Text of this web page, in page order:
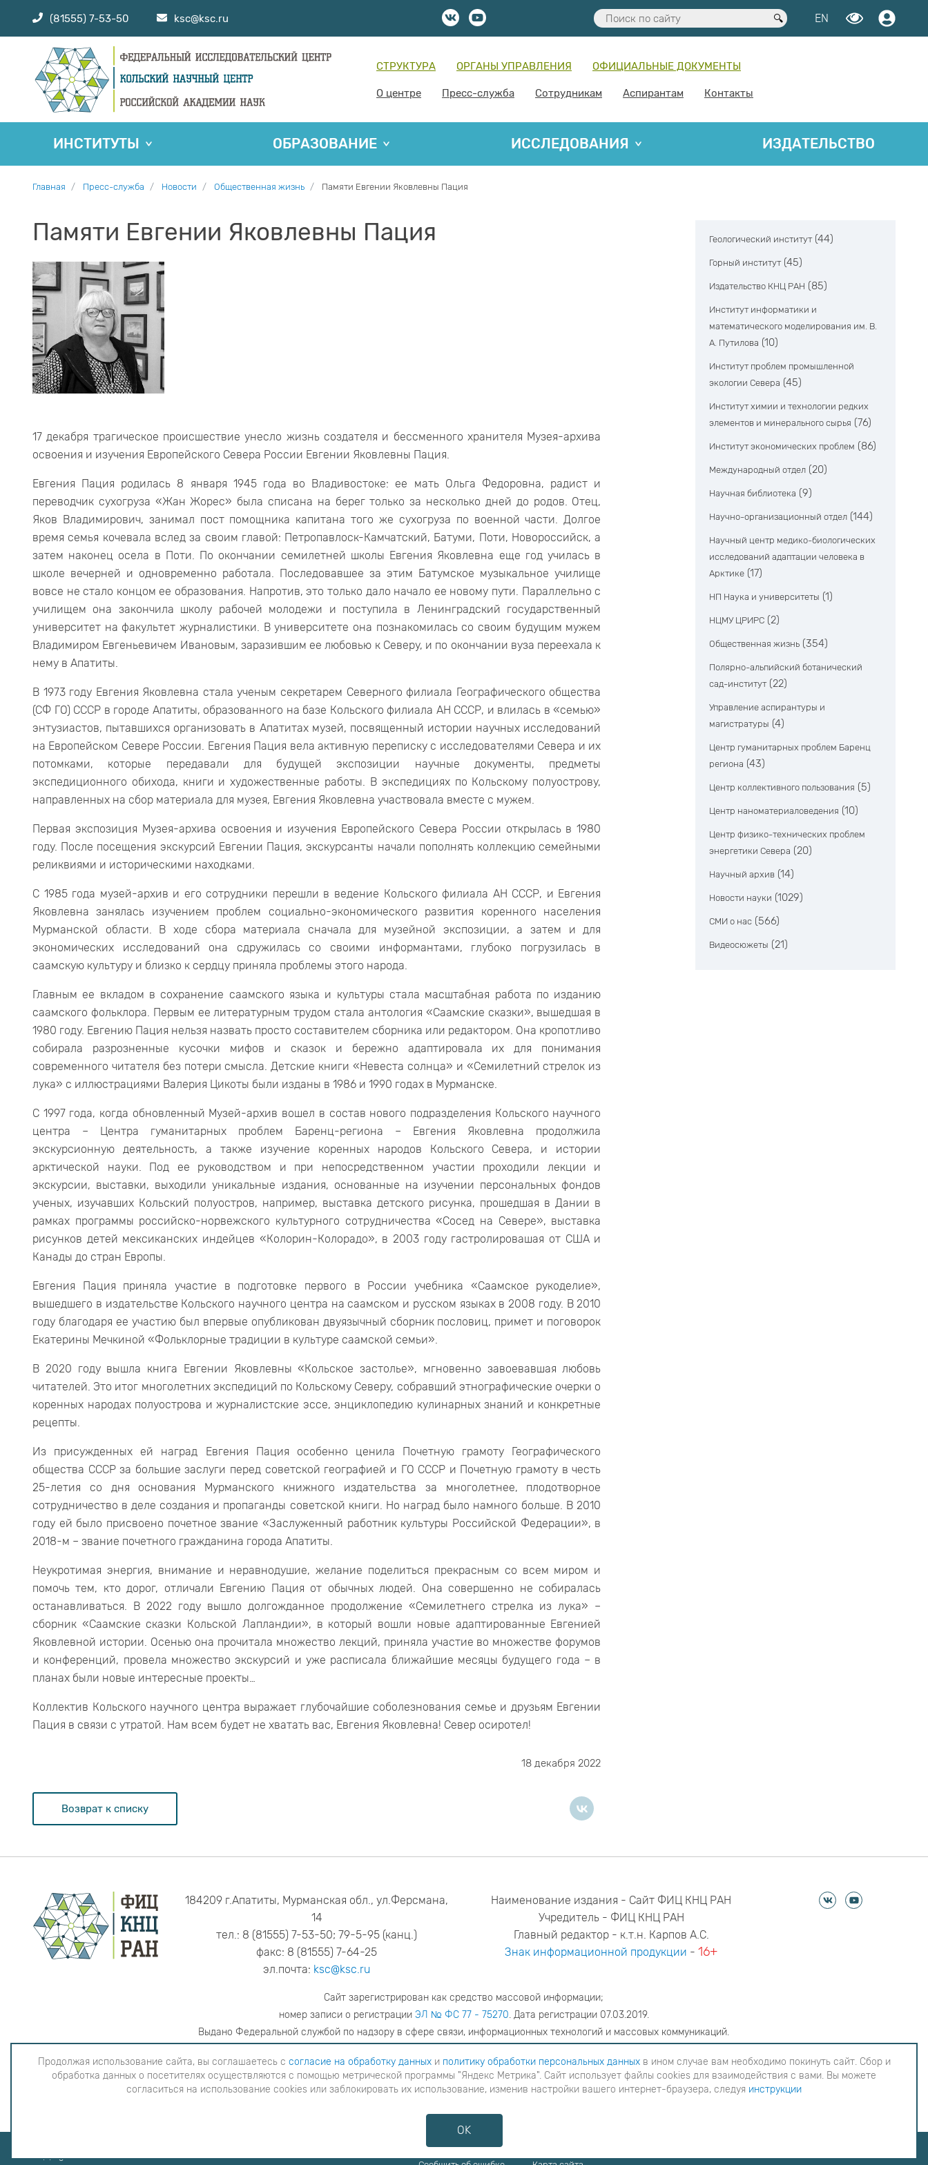
(81555) 7-53-50 ksc@ksc.ru EN
СТРУКТУРА ОРГАНЫ УПРАВЛЕНИЯ ОФИЦИАЛЬНЫЕ ДОКУМЕНТЫ
О центре Пресс-служба Сотрудникам Аспирантам Контакты
ИНСТИТУТЫ ОБРАЗОВАНИЕ ИССЛЕДОВАНИЯ ИЗДАТЕЛЬСТВО
Главная Пресс-служба Новости Общественная жизнь Памяти Евгении Яковлевны Пация
Памяти Евгении Яковлевны Пация
17 декабря трагическое происшествие унесло жизнь создателя и бессменного хранителя Музея-архива
освоения и изучения Европейского Севера России Евгении Яковлевны Пация.
Евгения Пация родилась 8 января 1945 года во Владивостоке: ее мать Ольга Федоровна, радист и
переводчик сухогруза «Жан Жорес» была списана на берег только за несколько дней до родов. Отец,
Яков Владимирович, занимал пост помощника капитана того же сухогруза по военной части. Долгое
время семья кочевала вслед за своим главой: Петропавлоск-Камчатский, Батуми, Поти, Новороссийск, а
затем наконец осела в Поти. По окончании семилетней школы Евгения Яковлевна еще год училась в
школе вечерней и одновременно работала. Последовавшее за этим Батумское музыкальное училище
вовсе не стало концом ее образования. Напротив, это только дало начало ее новому пути. Параллельно с
училищем она закончила школу рабочей молодежи и поступила в Ленинградский государственный
университет на факультет журналистики. В университете она познакомилась со своим будущим мужем
Владимиром Евгеньевичем Ивановым, заразившим ее любовью к Северу, и по окончании вуза переехала к
нему в Апатиты.
В 1973 году Евгения Яковлевна стала ученым секретарем Северного филиала Географического общества
(СФ ГО) СССР в городе Апатиты, образованного на базе Кольского филиала АН СССР, и влилась в «семью»
энтузиастов, пытавшихся организовать в Апатитах музей, посвященный истории научных исследований
на Европейском Севере России. Евгения Пация вела активную переписку с исследователями Севера и их
потомками, которые передавали для будущей экспозиции научные документы, предметы
экспедиционного обихода, книги и художественные работы. В экспедициях по Кольскому полуострову,
направленных на сбор материала для музея, Евгения Яковлевна участвовала вместе с мужем.
Первая экспозиция Музея-архива освоения и изучения Европейского Севера России открылась в 1980
году. После посещения экскурсий Евгении Пация, экскурсанты начали пополнять коллекцию семейными
реликвиями и историческими находками.
С 1985 года музей-архив и его сотрудники перешли в ведение Кольского филиала АН СССР, и Евгения
Яковлевна занялась изучением проблем социально-экономического развития коренного населения
Мурманской области. В ходе сбора материала сначала для музейной экспозиции, а затем и для
экономических исследований она сдружилась со своими информантами, глубоко погрузилась в
саамскую культуру и близко к сердцу приняла проблемы этого народа.
Главным ее вкладом в сохранение саамского языка и культуры стала масштабная работа по изданию
саамского фольклора. Первым ее литературным трудом стала антология «Саамские сказки», вышедшая в
1980 году. Евгению Пация нельзя назвать просто составителем сборника или редактором. Она кропотливо
собирала разрозненные кусочки мифов и сказок и бережно адаптировала их для понимания
современного читателя без потери смысла. Детские книги «Невеста солнца» и «Семилетний стрелок из
лука» с иллюстрациями Валерия Цикоты были изданы в 1986 и 1990 годах в Мурманске.
С 1997 года, когда обновленный Музей-архив вошел в состав нового подразделения Кольского научного
центра – Центра гуманитарных проблем Баренц-региона – Евгения Яковлевна продолжила
экскурсионную деятельность, а также изучение коренных народов Кольского Севера, и истории
арктической науки. Под ее руководством и при непосредственном участии проходили лекции и
экскурсии, выставки, выходили уникальные издания, основанные на изучении персональных фондов
ученых, изучавших Кольский полуостров, например, выставка детского рисунка, прошедшая в Дании в
рамках программы российско-норвежского культурного сотрудничества «Сосед на Севере», выставка
рисунков детей мексиканских индейцев «Колорин-Колорадо», в 2003 году гастролировашая от США и
Канады до стран Европы.
Евгения Пация приняла участие в подготовке первого в России учебника «Саамское рукоделие»,
вышедшего в издательстве Кольского научного центра на саамском и русском языках в 2008 году. В 2010
году благодаря ее участию был впервые опубликован двуязычный сборник пословиц, примет и поговорок
Екатерины Мечкиной «Фольклорные традиции в культуре саамской семьи».
В 2020 году вышла книга Евгении Яковлевны «Кольское застолье», мгновенно завоевавшая любовь
читателей. Это итог многолетних экспедиций по Кольскому Северу, собравший этнографические очерки о
коренных народах полуострова и журналистские эссе, энциклопедию кулинарных знаний и конкретные
рецепты.
Из присужденных ей наград Евгения Пация особенно ценила Почетную грамоту Географического
общества СССР за большие заслуги перед советской географией и ГО СССР и Почетную грамоту в честь
25-летия со дня основания Мурманского книжного издательства за многолетнее, плодотворное
сотрудничество в деле создания и пропаганды советской книги. Но наград было намного больше. В 2010
году ей было присвоено почетное звание «Заслуженный работник культуры Российской Федерации», в
2018-м – звание почетного гражданина города Апатиты.
Неукротимая энергия, внимание и неравнодушие, желание поделиться прекрасным со всем миром и
помочь тем, кто дорог, отличали Евгению Пация от обычных людей. Она совершенно не собиралась
останавливаться. В 2022 году вышло долгожданное продолжение «Семилетнего стрелка из лука» –
сборник «Саамские сказки Кольской Лапландии», в который вошли новые адаптированные Евгенией
Яковлевной истории. Осенью она прочитала множество лекций, приняла участие во множестве форумов
и конференций, провела множество экскурсий и уже расписала ближайшие месяцы будущего года – в
планах были новые интересные проекты…
Коллектив Кольского научного центра выражает глубочайшие соболезнования семье и друзьям Евгении
Пация в связи с утратой. Нам всем будет не хватать вас, Евгения Яковлевна! Север осиротел!
18 декабря 2022
Возврат к списку
Геологический институт (44)
Горный институт (45)
Издательство КНЦ РАН (85)
Институт информатики и
математического моделирования им. В.
А. Путилова (10)
Институт проблем промышленной
экологии Севера (45)
Институт химии и технологии редких
элементов и минерального сырья (76)
Институт экономических проблем (86)
Международный отдел (20)
Научная библиотека (9)
Научно-организационный отдел (144)
Научный центр медико-биологических
исследований адаптации человека в
Арктике (17)
НП Наука и университеты (1)
НЦМУ ЦРИРС (2)
Общественная жизнь (354)
Полярно-альпийский ботанический
сад-институт (22)
Управление аспирантуры и
магистратуры (4)
Центр гуманитарных проблем Баренц
региона (43)
Центр коллективного пользования (5)
Центр наноматериаловедения (10)
Центр физико-технических проблем
энергетики Севера (20)
Научный архив (14)
Новости науки (1029)
СМИ о нас (566)
Видеосюжеты (21)
184209 г.Апатиты, Мурманская обл., ул.Ферсмана,
14
тел.: 8 (81555) 7-53-50; 79-5-95 (канц.)
факс: 8 (81555) 7-64-25
эл.почта: ksc@ksc.ru
Наименование издания - Сайт ФИЦ КНЦ РАН
Учредитель - ФИЦ КНЦ РАН
Главный редактор - к.т.н. Карпов А.С.
Знак информационной продукции -16+
Сайт зарегистрирован как средство массовой информации;
номер записи о регистрации ЭЛ № ФС 77 - 75270. Дата регистрации 07.03.2019.
Выдано Федеральной службой по надзору в сфере связи, информационных технологий и массовых коммуникаций.
адрес редакцииya.stogova@ksc.ru телефон редакции81555-79-516
Продолжая использование сайта, вы соглашаетесь с согласие на обработку данных
в ином случае вам необходимо покинуть сайт. Сбор и обработка
данных о посетителях осуществляются с помощью метрической программы "Яндекс Метрика". Сайт использует файлы cookies для взаимодействия с вами. Вы можете согласиться на
Copyright © 2026
Противодействие коррупции
Продолжая использование сайта, вы соглашаетесь с согласие на обработку данныхи политику обработки персональных данныхв ином случае вам необходимо покинуть сайт. Сбор и
обработка данных о посетителях осуществляются с помощью метрической программы "Яндекс Метрика". Сайт использует файлы cookies для взаимодействия с вами. Вы можете
согласиться на использование cookies или заблокировать их использование, изменив настройки вашего интернет-браузера, следуя инструкции
OK